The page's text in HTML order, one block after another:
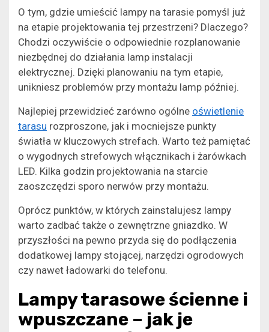
O tym, gdzie umieścić lampy na tarasie pomyśl już
na etapie projektowania tej przestrzeni? Dlaczego?
Chodzi oczywiście o odpowiednie rozplanowanie
niezbędnej do działania lamp instalacji
elektrycznej. Dzięki planowaniu na tym etapie,
unikniesz problemów przy montażu lamp później.
Najlepiej przewidzieć zarówno ogólne oświetlenie
tarasu rozproszone, jak i mocniejsze punkty
światła w kluczowych strefach. Warto też pamiętać
o wygodnych strefowych włącznikach i żarówkach
LED. Kilka godzin projektowania na starcie
zaoszczędzi sporo nerwów przy montażu.
Oprócz punktów, w których zainstalujesz lampy
warto zadbać także o zewnętrzne gniazdko. W
przyszłości na pewno przyda się do podłączenia
dodatkowej lampy stojącej, narzędzi ogrodowych
czy nawet ładowarki do telefonu.
​Lampy tarasowe ścienne i
wpuszczane – jak je